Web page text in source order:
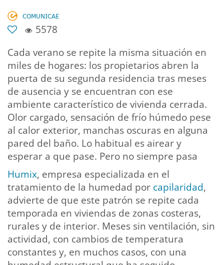
𝖢𝖮𝖬𝖴𝖭𝖨𝖢𝖠𝖤
5578
Cada verano se repite la misma situación en
miles de hogares: los propietarios abren la
puerta de su segunda residencia tras meses
de ausencia y se encuentran con ese
ambiente característico de vivienda cerrada.
Olor cargado, sensación de frío húmedo pese
al calor exterior, manchas oscuras en alguna
pared del baño. Lo habitual es airear y
esperar a que pase. Pero no siempre pasa
Humix, empresa especializada en el
tratamiento de la humedad por capilaridad,
advierte de que este patrón se repite cada
temporada en viviendas de zonas costeras,
rurales y de interior. Meses sin ventilación, sin
actividad, con cambios de temperatura
constantes y, en muchos casos, con una